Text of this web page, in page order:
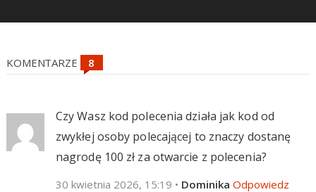
KOMENTARZE
Czy Wasz kod polecenia działa jak kod od
zwykłej osoby polecającej to znaczy dostanę
nagrodę 100 zł za otwarcie z polecenia?
30 kwietnia 2026, 15:19 • Dominika Odpowiedz